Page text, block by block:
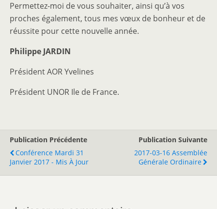
Permettez-moi de vous souhaiter, ainsi qu’à vos
proches également, tous mes vœux de bonheur et de
réussite pour cette nouvelle année.
Philippe JARDIN
Président AOR Yvelines
Président UNOR Ile de France.
Publication Précédente
Conférence Mardi 31
Janvier 2017 - Mis À Jour
Publication Suivante
2017-03-16 Assemblée
Générale Ordinaire